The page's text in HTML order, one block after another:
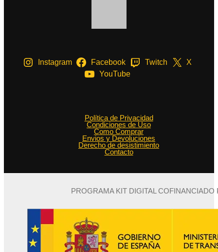
Instagram Facebook Twitch
X
YouTube
Política de Privacidad
Condiciones de Uso
Como Comprar
Envios y Devoluciones
Derecho de desistimiento
Contacto
PROGRAMA KIT DIGITAL